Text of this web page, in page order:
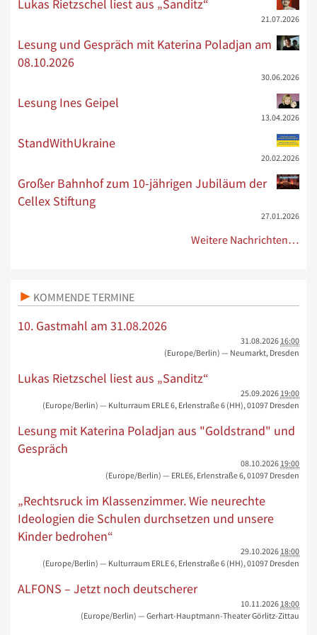
Lukas Rietzschel liest aus „Sanditz“
21.07.2026
Lesung und Gespräch mit Katerina Poladjan am
08.10.2026
30.06.2026
Lesung Ines Geipel
13.04.2026
StandWithUkraine
20.02.2026
Großer Bahnhof zum 10-jährigen Jubiläum der
Cellex Stiftung
27.01.2026
Weitere Nachrichten…
KOMMENDE TERMINE
10. Gastmahl am 31.08.2026
31.08.2026 16:00
(Europe/Berlin) — Neumarkt, Dresden
Lukas Rietzschel liest aus „Sanditz“
25.09.2026 19:00
(Europe/Berlin) — Kulturraum ERLE 6, Erlenstraße 6 (HH), 01097 Dresden
Lesung mit Katerina Poladjan aus "Goldstrand" und
Gespräch
08.10.2026 19:00
(Europe/Berlin) — ERLE6, Erlenstraße 6, 01097 Dresden
„Rechtsruck im Klassenzimmer. Wie neurechte
Ideologien die Schulen durchsetzen und unsere
Kinder bedrohen“
29.10.2026 18:00
(Europe/Berlin) — Kulturraum ERLE 6, Erlenstraße 6 (HH), 01097 Dresden
ALFONS – Jetzt noch deutscherer
10.11.2026 18:00
(Europe/Berlin) — Gerhart-Hauptmann-Theater Görlitz-Zittau